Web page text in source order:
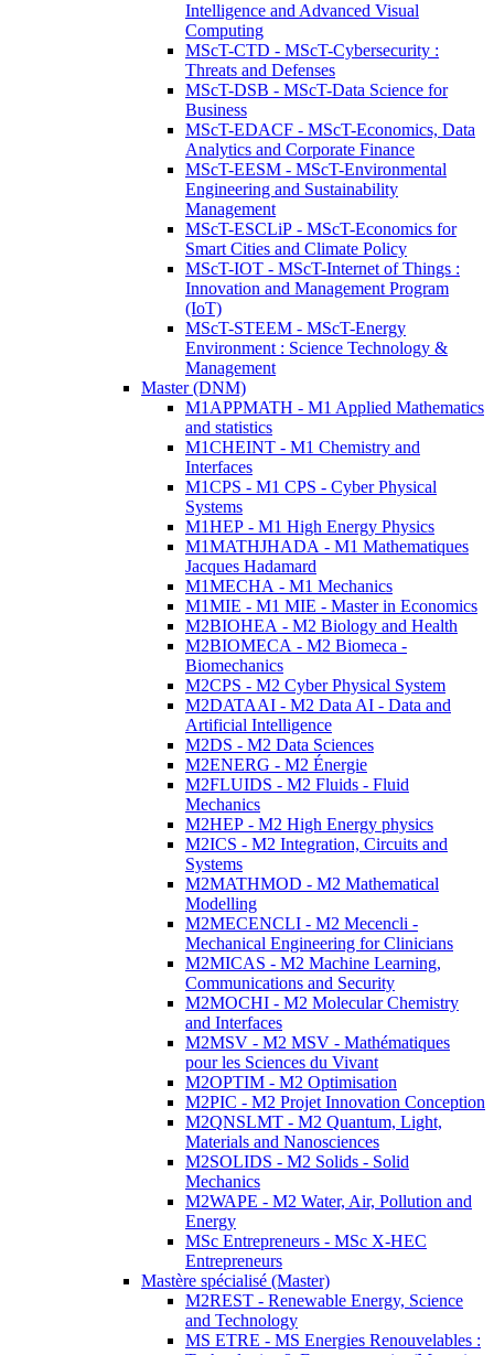
Intelligence and Advanced Visual
Computing
MScT-CTD - MScT-Cybersecurity :
Threats and Defenses
MScT-DSB - MScT-Data Science for
Business
MScT-EDACF - MScT-Economics, Data
Analytics and Corporate Finance
MScT-EESM - MScT-Environmental
Engineering and Sustainability
Management
MScT-ESCLiP - MScT-Economics for
Smart Cities and Climate Policy
MScT-IOT - MScT-Internet of Things :
Innovation and Management Program
(IoT)
MScT-STEEM - MScT-Energy
Environment : Science Technology &
Management
Master (DNM)
M1APPMATH - M1 Applied Mathematics
and statistics
M1CHEINT - M1 Chemistry and
Interfaces
M1CPS - M1 CPS - Cyber Physical
Systems
M1HEP - M1 High Energy Physics
M1MATHJHADA - M1 Mathematiques
Jacques Hadamard
M1MECHA - M1 Mechanics
M1MIE - M1 MIE - Master in Economics
M2BIOHEA - M2 Biology and Health
M2BIOMECA - M2 Biomeca -
Biomechanics
M2CPS - M2 Cyber Physical System
M2DATAAI - M2 Data AI - Data and
Artificial Intelligence
M2DS - M2 Data Sciences
M2ENERG - M2 Énergie
M2FLUIDS - M2 Fluids - Fluid
Mechanics
M2HEP - M2 High Energy physics
M2ICS - M2 Integration, Circuits and
Systems
M2MATHMOD - M2 Mathematical
Modelling
M2MECENCLI - M2 Mecencli -
Mechanical Engineering for Clinicians
M2MICAS - M2 Machine Learning,
Communications and Security
M2MOCHI - M2 Molecular Chemistry
and Interfaces
M2MSV - M2 MSV - Mathématiques
pour les Sciences du Vivant
M2OPTIM - M2 Optimisation
M2PIC - M2 Projet Innovation Conception
M2QNSLMT - M2 Quantum, Light,
Materials and Nanosciences
M2SOLIDS - M2 Solids - Solid
Mechanics
M2WAPE - M2 Water, Air, Pollution and
Energy
MSc Entrepreneurs - MSc X-HEC
Entrepreneurs
Mastère spécialisé (Master)
M2REST - Renewable Energy, Science
and Technology
MS ETRE - MS Energies Renouvelables :